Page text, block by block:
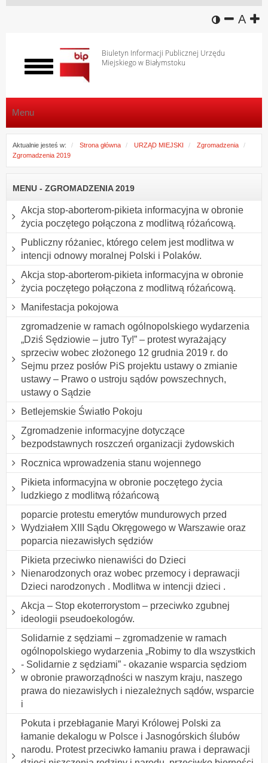
wersja
A
Biuletyn Informacji Publicznej Urzędu
Miejskiego w Białymstoku
Włącz
menu
Menu
Aktualnie jesteś w: Strona główna URZĄD MIEJSKI
Zgromadzenia
Zgromadzenia 2019
MENU - ZGROMADZENIA 2019
Akcja stop-aborterom-pikieta informacyjna w obronie
życia poczętego połączona z modlitwą różańcową.
Publiczny różaniec, którego celem jest modlitwa w
intencji odnowy moralnej Polski i Polaków.
Akcja stop-aborterom-pikieta informacyjna w obronie
życia poczętego połączona z modlitwą różańcową.
Manifestacja pokojowa
zgromadzenie w ramach ogólnopolskiego wydarzenia
„Dziś Sędziowie – jutro Ty!” – protest wyrażający
sprzeciw wobec złożonego 12 grudnia 2019 r. do
Sejmu przez posłów PiS projektu ustawy o zmianie
ustawy – Prawo o ustroju sądów powszechnych,
ustawy o Sądzie
Betlejemskie Światło Pokoju
Zgromadzenie informacyjne dotyczące
bezpodstawnych roszczeń organizacji żydowskich
Rocznica wprowadzenia stanu wojennego
Pikieta informacyjna w obronie poczętego życia
ludzkiego z modlitwą różańcową
poparcie protestu emerytów mundurowych przed
Wydziałem XIII Sądu Okręgowego w Warszawie oraz
poparcia niezawisłych sędziów
Pikieta przeciwko nienawiści do Dzieci
Nienarodzonych oraz wobec przemocy i deprawacji
Dzieci narodzonych . Modlitwa w intencji dzieci .
Akcja – Stop ekoterrorystom – przeciwko zgubnej
ideologii pseudoekologów.
Solidarnie z sędziami – zgromadzenie w ramach
ogólnopolskiego wydarzenia „Robimy to dla wszystkich
- Solidarnie z sędziami” - okazanie wsparcia sędziom
w obronie praworządności w naszym kraju, naszego
prawa do niezawisłych i niezależnych sądów, wsparcie
i
Pokuta i przebłaganie Maryi Królowej Polski za
łamanie dekalogu w Polsce i Jasnogórskich ślubów
narodu. Protest przeciwko łamaniu prawa i deprawacji